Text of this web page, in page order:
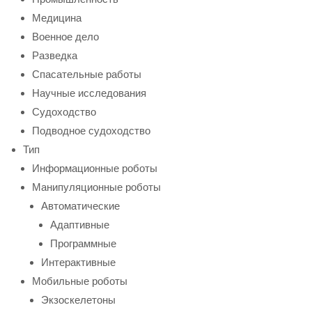
Медицина
Военное дело
Разведка
Спасательные работы
Научные исследования
Судоходство
Подводное судоходство
Тип
Информационные роботы
Манипуляционные роботы
Автоматические
Адаптивные
Программные
Интерактивные
Мобильные роботы
Экзоскелетоны